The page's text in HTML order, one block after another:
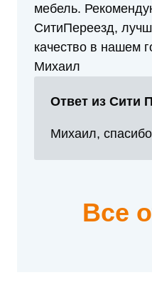
мебель.
СитиПереезд,
качество в нашем
Михаил
Ответ из Сити
Михаил,
Все